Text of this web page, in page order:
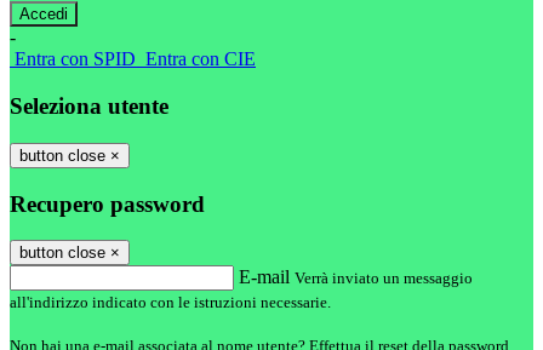
-
Entra con SPID Entra con CIE
Seleziona utente
button close ×
Recupero password
button close ×
E-mail Verrà inviato un messaggio
all'indirizzo indicato con le istruzioni necessarie.
Non hai una e-mail associata al nome utente? Effettua il reset della password